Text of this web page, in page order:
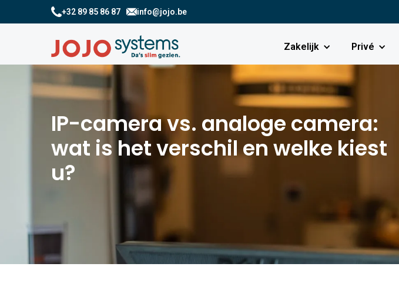
+32 89 85 86 87 info@jojo.be
Zakelijk Privé
IP-camera vs. analoge camera:
wat is het verschil en welke kiest
u?